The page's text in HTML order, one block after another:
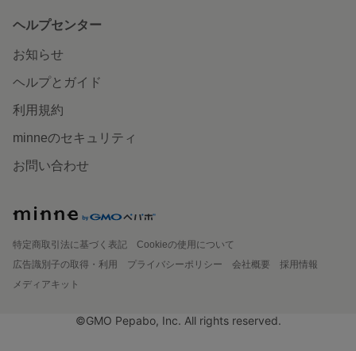
ヘルプセンター
お知らせ
ヘルプとガイド
利用規約
minneのセキュリティ
お問い合わせ
特定商取引法に基づく表記
Cookieの使用について
広告識別子の取得・利用
プライバシーポリシー 会社概要
採用情報
メディアキット
©GMO Pepabo, Inc. All rights reserved.